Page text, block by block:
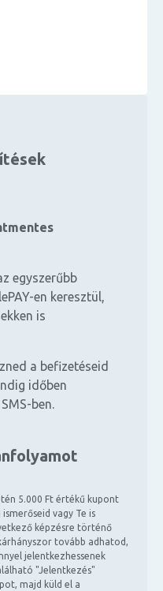
egyszerűbb
en keresztül,
is
a befizetéseid
időben
ben.
5.000 Ft értékű kupont
vagy Te is
képzésre történő
tovább adhatod,
jelentkezhessenek
"Jelentkezés"
majd küld el a